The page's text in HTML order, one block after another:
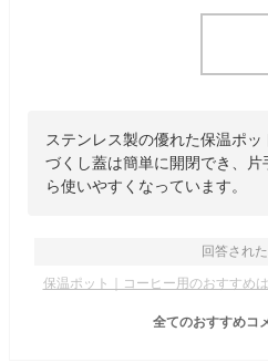
ステンレス製の優れた保温ポ
づくし蓋は簡単に開閉でき、
ら使いやすくなっています。
回答され
保温ポット｜コーヒー用のおすすめ
全てのおすすめコ